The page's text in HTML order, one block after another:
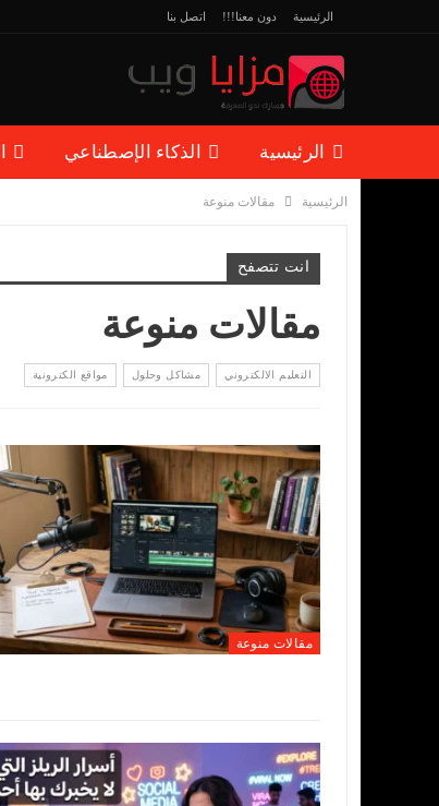
الرئيسية دون معنا!!! اتصل بنا
الرئيسية الذكاء الإصطناعي
مقالات منوعة
الرئيسية مقالات منوعة
انت تتصفح
مقالات منوعة
التعليم الالكتروني مشاكل وحلول مواقع الكترونية
مقالات منوعة